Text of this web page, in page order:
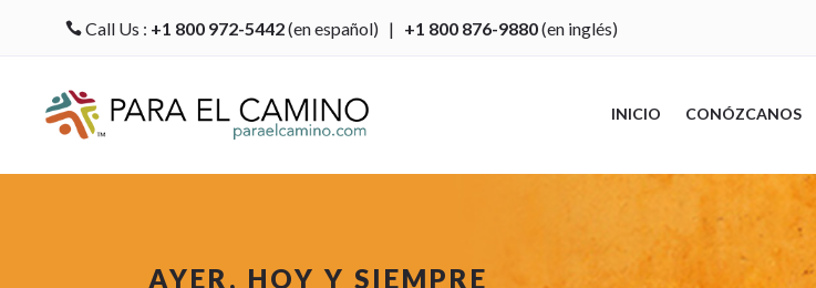
Call Us : +1 800 972-5442(en español) | +1 800 876-9880(en inglés)
INICIO CONÓZCANOS
AYER, HOY Y SIEMPRE